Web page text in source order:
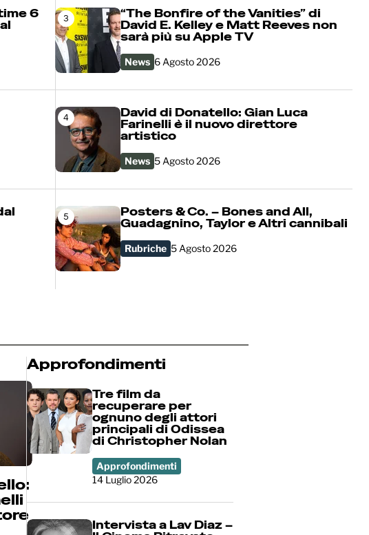
6
3
“The Bonfire of the Vanities” di
David E. Kelley e Matt Reeves non
sarà più su Apple TV
News 6 Agosto 2026
4
David di Donatello: Gian Luca
Farinelli è il nuovo direttore
artistico
News 5 Agosto 2026
5
Posters & Co. – Bones and All,
Guadagnino, Taylor e Altri cannibali
Rubriche 5 Agosto 2026
Approfondimenti
Tre film da
recuperare per
ognuno degli attori
principali di Odissea
di Christopher Nolan
Approfondimenti
14 Luglio 2026
Intervista a Lav Diaz –